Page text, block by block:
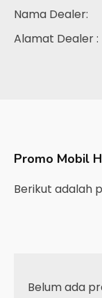
Nama Dealer:
Alamat Dealer :
Promo Mobil
Berikut adalah
Belum ada